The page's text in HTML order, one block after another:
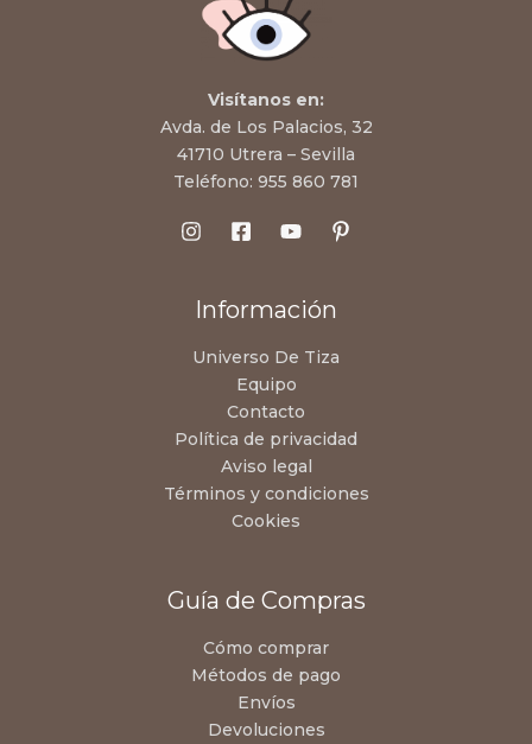
Visítanos en:
Avda. de Los Palacios, 32
41710 Utrera – Sevilla
Teléfono: 955 860 781
Información
Universo De Tiza
Equipo
Contacto
Política de privacidad
Aviso legal
Términos y condiciones
Cookies
Guía de Compras
Cómo comprar
Métodos de pago
Envíos
Devoluciones